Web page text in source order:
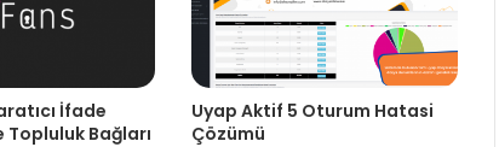
İfade
Topluluk Bağları
Uyap Aktif 5 Oturum Hatasi
Çözümü